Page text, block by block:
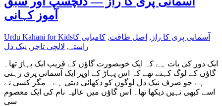
آموز کہانی
Urdu Kahani for Kids آسمانی پری کا راز , اصل طاقت, کامیابی کا
راستہ , لالچی تاجر , نیک دل
ایک دور کی بات ہے کہ ایک خوبصورت گاؤں کے قریب ایک پہاڑ تھا۔
گاؤں کے لوگ کہتے تھے کہ اس پہاڑ کے اوپر ایک آسمانی پری رہتی
ہے جو صرف نیک دل لوگوں کو دکھائی دیتی ہے۔ مگر کسی نے
اسے کبھی نہیں دیکھا تھا۔ اس گاؤں میں عالیہ نام کی ایک معصوم
سی